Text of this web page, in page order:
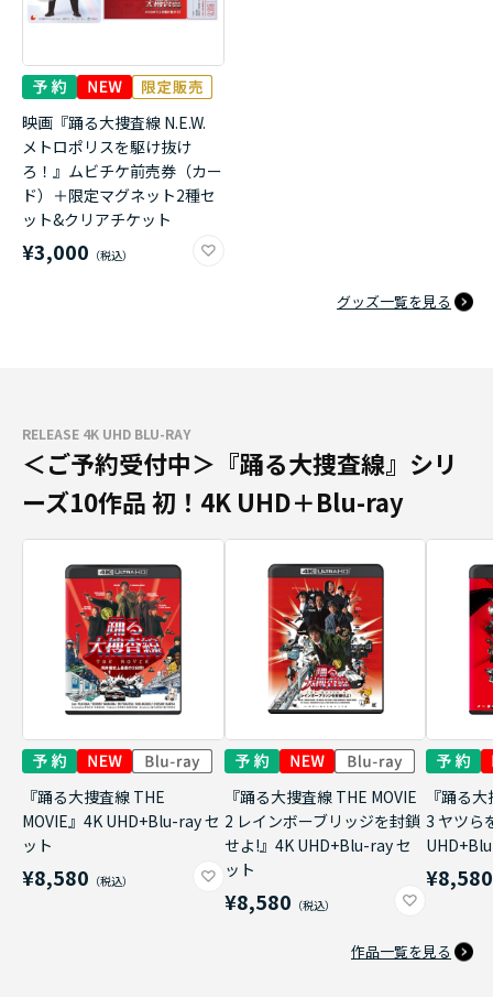
映画『踊る大捜査線 N.E.W.
メトロポリスを駆け抜け
ろ！』ムビチケ前売券（カー
ド）＋限定マグネット2種セ
ット&クリアチケット
¥3,000
グッズ一覧を見る
RELEASE 4K UHD BLU-RAY
＜ご予約受付中＞『踊る大捜査線』シリ
ーズ10作品 初！4K UHD＋Blu-ray
『踊る大捜査線 THE
MOVIE』4K UHD+Blu-ray セ
ット
¥8,580
『踊る大捜査線 THE MOVIE
2 レインボーブリッジを封鎖
せよ!』4K UHD+Blu-ray セ
ット
¥8,580
『踊る
3 ヤツら
¥8,580
作品一覧を見る